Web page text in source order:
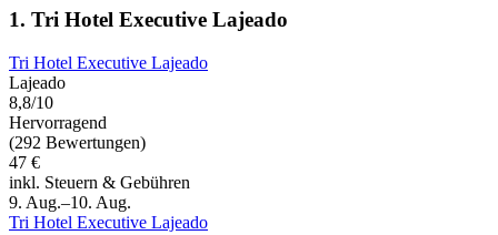
1. Tri Hotel Executive Lajeado
Tri Hotel Executive Lajeado
Lajeado
8,8/10
Hervorragend
(292 Bewertungen)
47 €
inkl. Steuern & Gebühren
9. Aug.–10. Aug.
Tri Hotel Executive Lajeado